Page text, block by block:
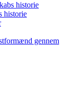
historie
historie
gennem